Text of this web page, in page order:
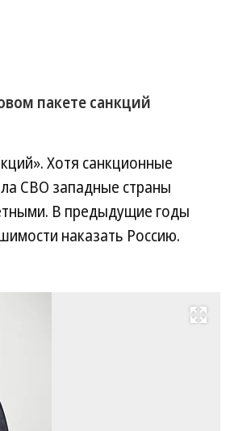
пакете санкций
Хотя санкционные
СВО западные страны
В предыдущие годы
наказать Россию.
Развернуть на весь экран